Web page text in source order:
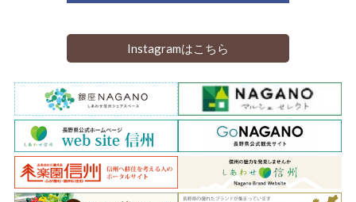
Instagramはこちら